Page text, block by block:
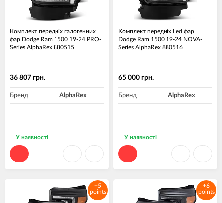
Комплект передніх галогенних
фар Dodge Ram 1500 19-24 PRO-
Series AlphaRex 880515
36 807 грн.
Бренд AlphaRex
У наявності
Комплект передніх Led фар
Dodge Ram 1500 19-24 NOVA-
Series AlphaRex 880516
65 000 грн.
Бренд AlphaRex
У наявності
+5
points
+6
points